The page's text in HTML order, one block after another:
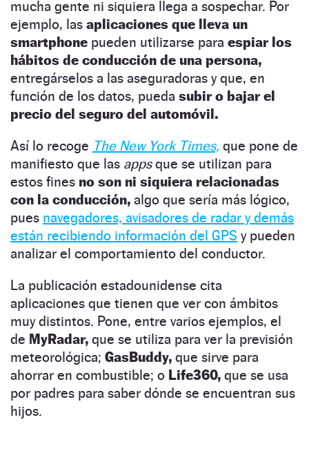
mucha gente ni siquiera llega a sospechar. Por
ejemplo, las aplicaciones que lleva un
smartphone pueden utilizarse para espiar los
hábitos de conducción de una persona,
entregárselos a las aseguradoras y que, en
función de los datos, pueda subir o bajar el
precio del seguro del automóvil.
Así lo recoge The New York Times, que pone de
manifiesto que las appsque se utilizan para
estos fines no son ni siquiera relacionadas
con la conducción, algo que sería más lógico,
pues navegadores, avisadores de radar y demás
están recibiendo información del GPS y pueden
analizar el comportamiento del conductor.
La publicación estadounidense cita
aplicaciones que tienen que ver con ámbitos
muy distintos. Pone, entre varios ejemplos, el
de MyRadar, que se utiliza para ver la previsión
meteorológica; GasBuddy, que sirve para
ahorrar en combustible; o Life360, que se usa
por padres para saber dónde se encuentran sus
hijos.